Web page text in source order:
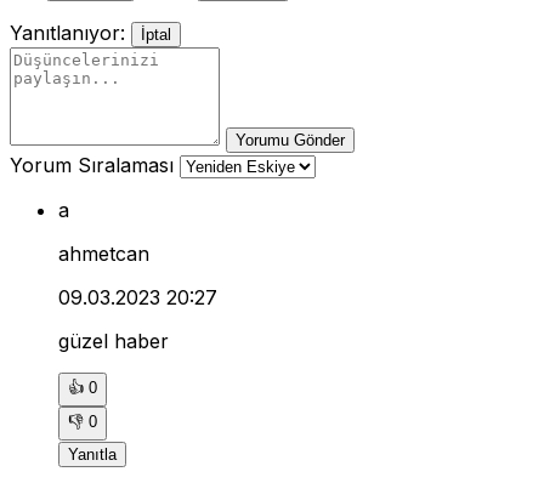
Yanıtlanıyor:
İptal
Yorumu Gönder
Yorum Sıralaması
a
ahmetcan
09.03.2023 20:27
güzel haber
👍 0
👎 0
Yanıtla